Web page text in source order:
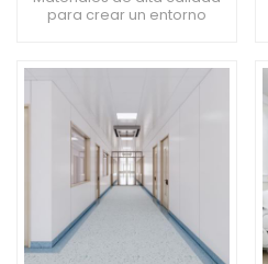
y permeables para
para crear un entorno
y antideslizante para
hospital impecable Calidad
profesional y suelo
permeable homogéneo
hospitalario confiable